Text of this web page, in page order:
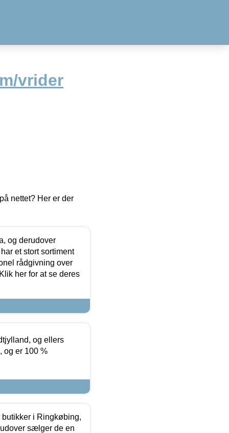
vrider
nettet? Her er der
og derudover
et stort sortiment
rådgivning over
her for at se deres
og ellers
og er 100 %
i Ringkøbing,
sælger de en